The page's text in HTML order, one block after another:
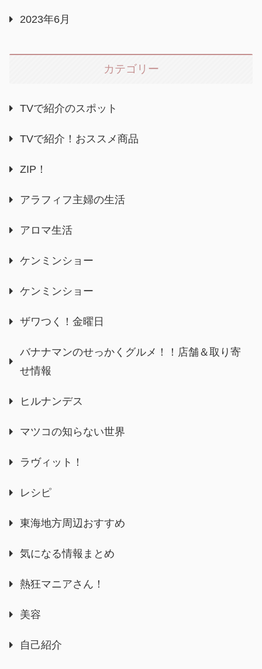
2023年6月
カテゴリー
TVで紹介のスポット
TVで紹介！おススメ商品
ZIP！
アラフィフ主婦の生活
アロマ生活
ケンミンショー
ケンミンショー
ザワつく！金曜日
バナナマンのせっかくグルメ！！店舗＆取り寄
せ情報
ヒルナンデス
マツコの知らない世界
ラヴィット！
レシピ
東海地方周辺おすすめ
気になる情報まとめ
熱狂マニアさん！
美容
自己紹介